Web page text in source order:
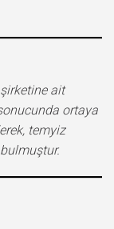
ait
ortaya
temyiz